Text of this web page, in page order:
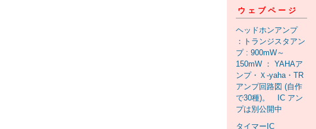
ウェブページ
ヘッドホンアンプ
：トランジスタアン
プ : 900mW～
150mW ： YAHAア
ンプ・Ｘ-yaha・TR
アンプ回路図 (自作
で30種)。 IC アン
プは別公開中
タイマーIC